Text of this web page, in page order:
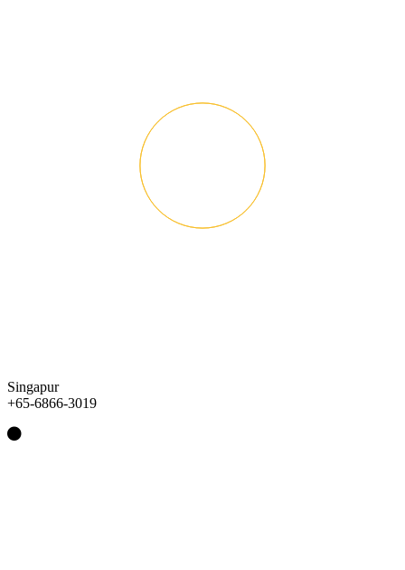
Singapur
+65-6866-3019